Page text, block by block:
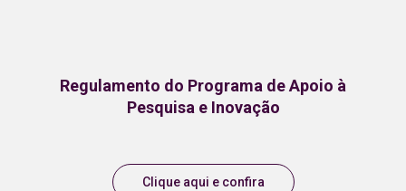
Regulamento do Programa de Apoio à
Pesquisa e Inovação
Clique aqui e confira